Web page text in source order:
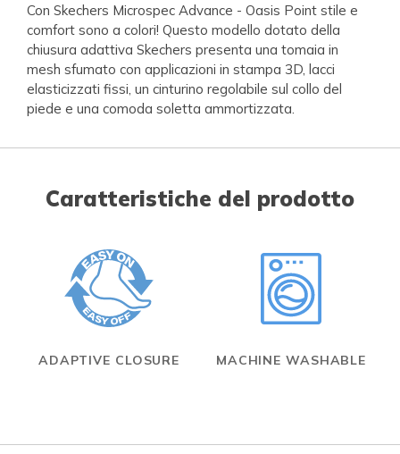
Con Skechers Microspec Advance - Oasis Point stile e
comfort sono a colori! Questo modello dotato della
chiusura adattiva Skechers presenta una tomaia in
mesh sfumato con applicazioni in stampa 3D, lacci
elasticizzati fissi, un cinturino regolabile sul collo del
piede e una comoda soletta ammortizzata.
Caratteristiche del prodotto
ADAPTIVE CLOSURE MACHINE WASHABLE